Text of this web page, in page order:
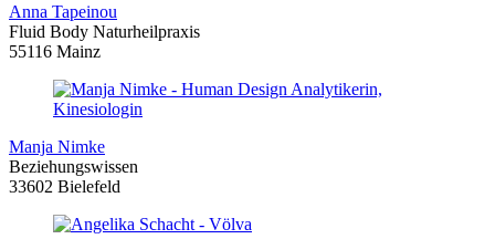
Anna Tapeinou
Fluid Body Naturheilpraxis
55116 Mainz
Manja Nimke
Beziehungswissen
33602 Bielefeld